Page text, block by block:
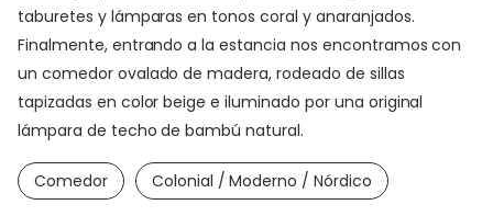
taburetes y lámparas en tonos coral y anaranjados.
Finalmente, entrando a la estancia nos encontramos con
un comedor ovalado de madera, rodeado de sillas
tapizadas en color beige e iluminado por una original
lámpara de techo de bambú natural.
Comedor Colonial / Moderno / Nórdico